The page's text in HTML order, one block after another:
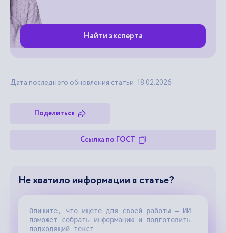
Найти эксперта
Дата последнего обновления статьи: 18.02.2026
Поделиться
Ссылка по ГОСТ
Не хватило информации в статье?